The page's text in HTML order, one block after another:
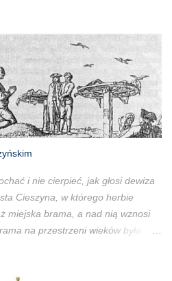
i nie cierpieć, jak głosi dewiza
Cieszyna, w którego herbie
miejska brama, a nad nią wznosi
na przestrzeni wieków była